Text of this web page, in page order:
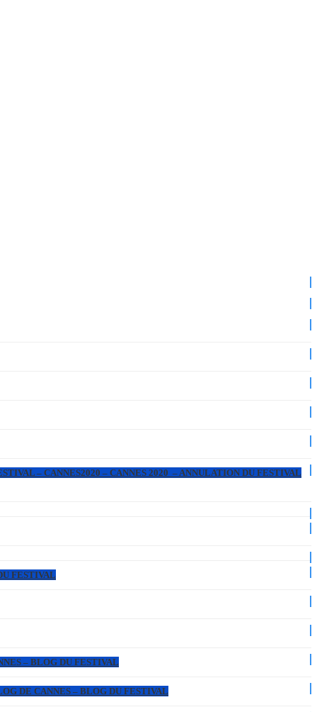
– CANNES2020 – CANNES 2020 – ANNULATION DU FESTIVAL
FESTIVAL
– BLOG DU FESTIVAL
DE CANNES – BLOG DU FESTIVAL